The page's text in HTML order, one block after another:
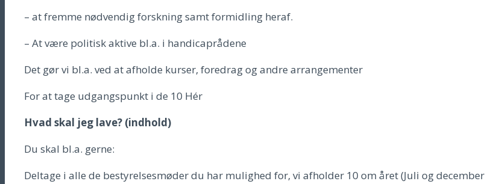
– at fremme nødvendig forskning samt formidling heraf.
– At være politisk aktive bl.a. i handicaprådene
Det gør vi bl.a. ved at afholde kurser, foredrag og andre arrangementer
For at tage udgangspunkt i de 10 Hér
Hvad skal jeg lave? (indhold)
Du skal bl.a. gerne:
Deltage i alle de bestyrelsesmøder du har mulighed for, vi afholder 10 om året (Juli og december